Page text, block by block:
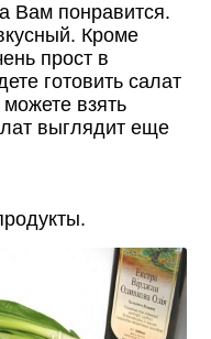
Вам понравится.
Кроме
прост в
готовить салат
взять
выглядит еще